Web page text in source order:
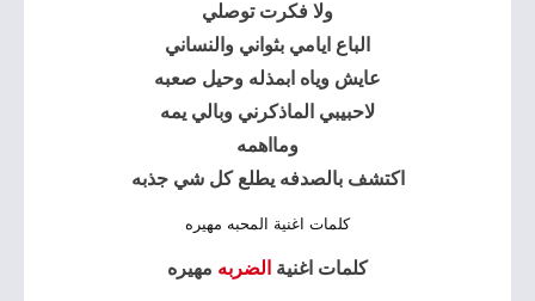
ولا فكرت توصلي
الباع ايامي بثواني والنساني
عايش وياه ابمذله وحيل صعبه
لاحبيبي الماذكرني وبالي يمه
ومااهمه
اكتشف بالصدفه يطلع كل شي جذبه
كلمات اغنية المحبه مهيره
كلمات اغنية الضربه مهيره